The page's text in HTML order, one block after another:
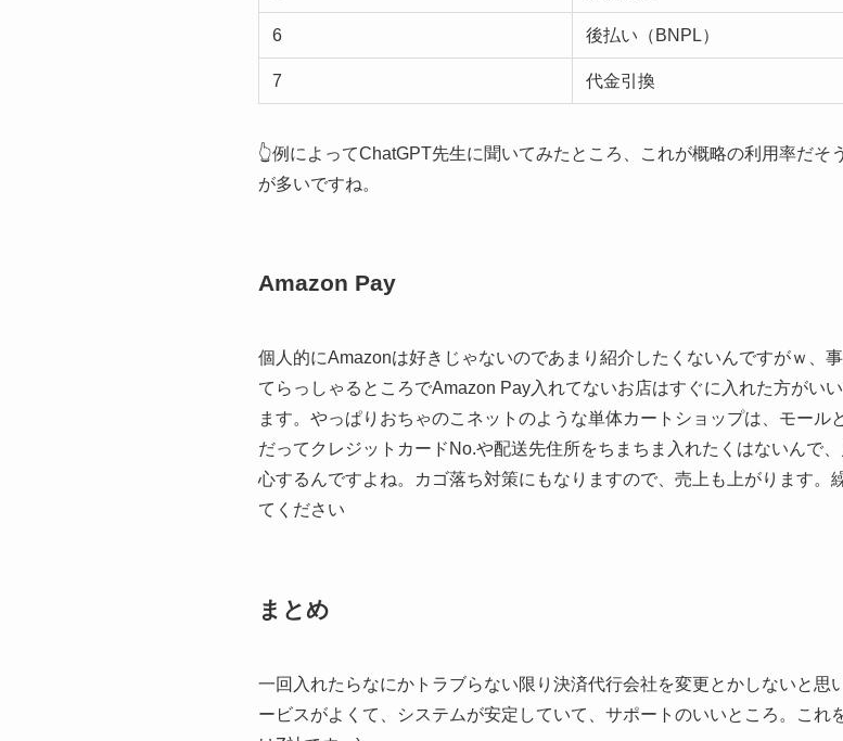
6 後払い（BNPL）
7 代金引換
👆例によってChatGPT先生に聞いてみたところ、これが概略の利用率だ
が多いですね。
Amazon Pay
個人的にAmazonは好きじゃないのであまり紹介したくないんですがｗ、
てらっしゃるところでAmazon Pay入れてないお店はすぐに入れた方がい
ます。やっぱりおちゃのこネットのような単体カートショップは、モー
だってクレジットカードNo.や配送先住所をちまちま入れたくはないんで
心するんですよね。カゴ落ち対策にもなりますので、売上も上がります。
てください
まとめ
一回入れたらなにかトラブらない限り決済代行会社を変更とかしないと思
ービスがよくて、システムが安定していて、サポートのいいところ。これ